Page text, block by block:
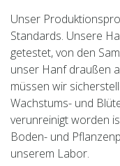
Unser
Standards. Unsere
getestet, von den
unser Hanf draußen
müssen wir
Wachstums- und
verunreinigt worden
Boden- und
unserem Labor.